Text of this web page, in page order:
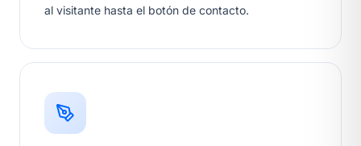
al visitante hasta el botón de contacto.